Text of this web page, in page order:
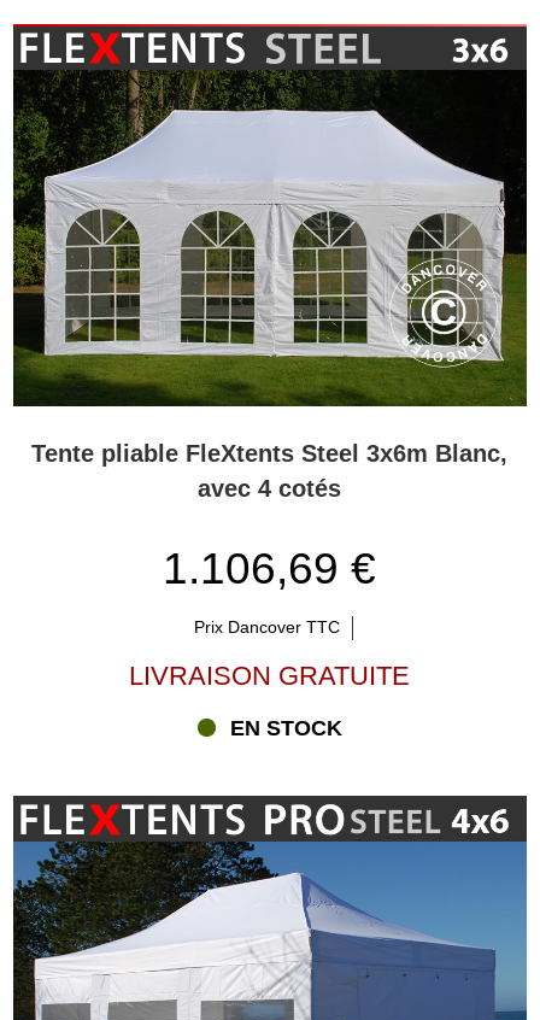
Tente pliable FleXtents Steel 3x6m Blanc,
avec 4 cotés
1.106,69 €
Prix Dancover TTC
LIVRAISON GRATUITE
EN STOCK